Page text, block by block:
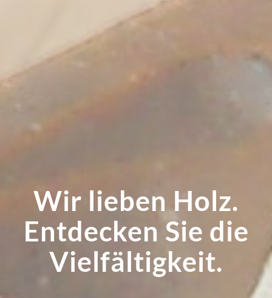
Wir lieben Holz.
Entdecken Sie die
Vielfältigkeit.